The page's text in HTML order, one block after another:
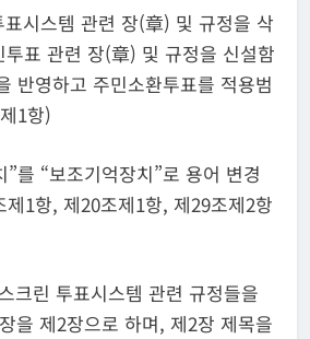
시스템 관련 장(章) 및 규정을 삭
표 관련 장(章) 및 규정을 신설함
반영하고 주민소환투표를 적용범
1항)
”를 “보조기억장치”로 용어 변경
1항, 제20조제1항, 제29조제2항
크린 투표시스템 관련 규정들을
을 제2장으로 하며, 제2장 제목을